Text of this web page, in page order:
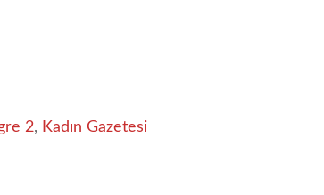
2, Kadın Gazetesi